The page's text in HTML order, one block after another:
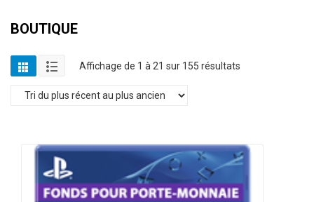
BOUTIQUE
Affichage de 1 à 21 sur 155 résultats